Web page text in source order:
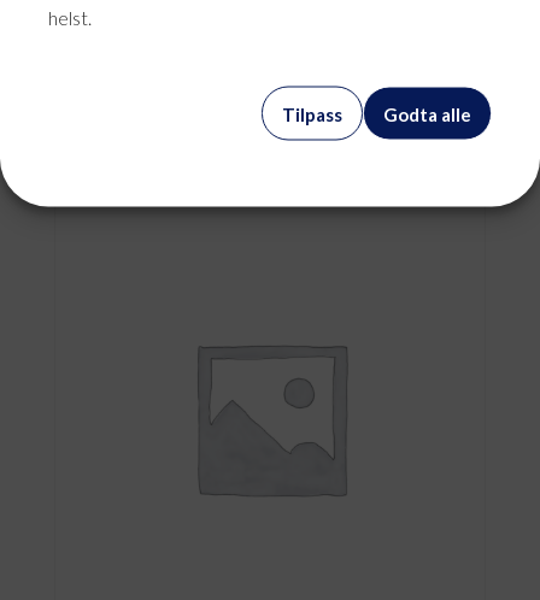
helst.
Godta alle
Tilpass
ASP m. Hosta Exchange